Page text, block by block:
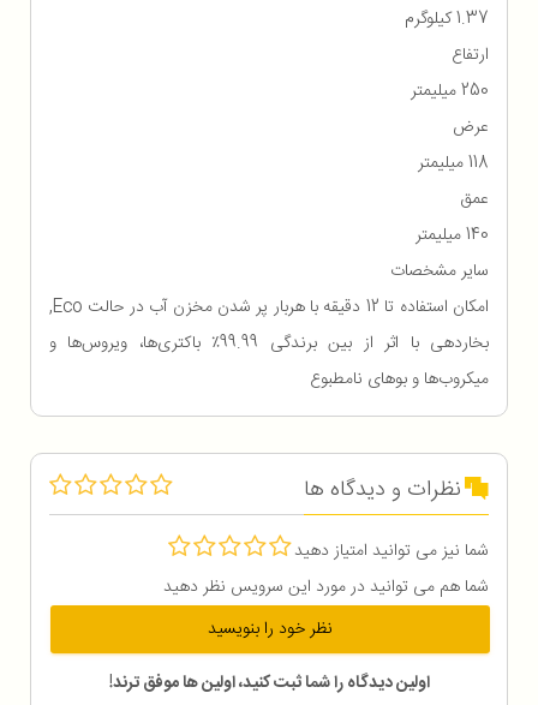
1.37 کیلوگرم
ارتفاع
250 میلیمتر
عرض
118 میلیمتر
عمق
140 میلیمتر
سایر مشخصات
امکان استفاده تا 12 دقیقه با هربار پر شدن مخزن آب در حالت Eco,
بخاردهی با اثر از بین برندگی 99.99٪ باکتری‌ها، ویروس‌ها و
میکروب‌ها و بوهای نامطبوع
نظرات و دیدگاه ها
شما نیز می توانید امتیاز دهید
شما هم می توانید در مورد این سرویس نظر دهید
نظر خود را بنویسید
اولین دیدگاه را شما ثبت کنید، اولین ها موفق ترند!